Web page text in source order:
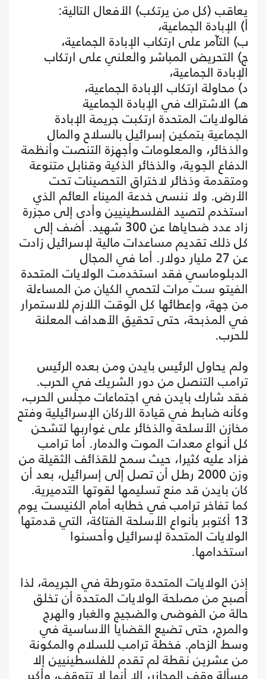
يعاقب (كل من يرتكب) الأفعال التالية:
أ) الإبادة الجماعية،
ب) التآمر على ارتكاب الإبادة الجماعية،
ج) التحريض المباشر والعلني على ارتكاب
الإبادة الجماعية،
د) محاولة ارتكاب الإبادة الجماعية،
هـ) الاشتراك في الإبادة الجماعية
فالولايات المتحدة ارتكبت جريمة الإبادة
الجماعية بتمكين إسرائيل بالسلاح والمال
والذخائر، والمعلومات وأجهزة التنصت وأنظمة
الدفاع الجوية، والذخائر الذكية وقنابل متنوعة
ومتقدمة وذخائر لاختراق التحصينات تحت
الأرض. ولا ننسى خدعة الميناء العائم الذي
استخدم لتصيد الفلسطينيين وأدى إلى مجزرة
زاد عدد ضحاياها عن 300 شهيد. أضف إلى
كل ذلك تقديم مساعدات مالية لإسرائيل زادت
عن 27 مليار دولار. أما في المجال
الدبلوماسي فقد استخدمت الولايات المتحدة
الفيتو ست مرات لتحمي الكيان من المساءلة
من جهة، وإعطائها كل الوقت اللازم للاستمرار
في المذبحة، حتى تحقيق الأهداف المعلنة
للحرب.
ولم يحاول الرئيس بايدن ومن بعده الرئيس
ترامب التنصل من دور الشريك في الحرب.
فقد شارك بايدن في اجتماعات مجلس الحرب،
وكأنه ضابط في قيادة الأركان الإسرائيلية وفتح
مخازن الأسلحة والذخائر على غواربها لتشحن
كل أنواع معدات الموت والدمار. أما ترامب
فزاد عليه كثيرا، حيث سمح للقذائف الثقيلة من
وزن 2000 رطل أن تصل إلى إسرائيل، بعد أن
كان بايدن قد منع تسليمها لقوتها التدميرية.
كما تفاخر ترامب في خطابه أمام الكنيست يوم
13 أكتوبر بأنواع الأسلحة الفتاكة، التي قدمتها
الولايات المتحدة لإسرائيل وأحسنوا
استخدامها.
إذن الولايات المتحدة متورطة في الجريمة، لذا
أصبح من مصلحة الولايات المتحدة أن تخلق
حالة من الفوضى والضجيج والغبار والهرج
والمرج، حتى تضيع القضايا الأساسية في
وسط الزحام. فخطة ترامب للسلام والمكونة
من عشرين نقطة لم تقدم للفلسطينيين إلا